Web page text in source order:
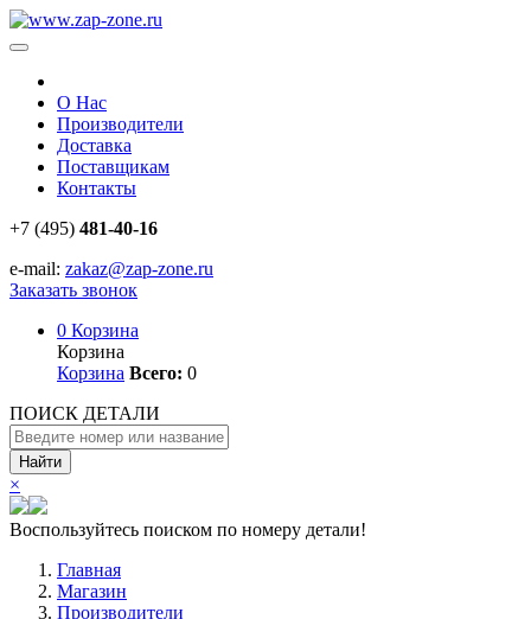
О Нас
Производители
Доставка
Поставщикам
Контакты
+7 (495) 481-40-16
e-mail: zakaz@zap-zone.ru
Заказать звонок
0 Корзина
Корзина
Корзина Всего: 0
ПОИСК ДЕТАЛИ
Найти
×
Воспользуйтесь поиском по номеру детали!
Главная
Магазин
Производители